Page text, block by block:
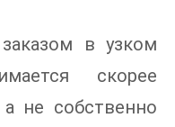
в узком
скорее
а не собственно